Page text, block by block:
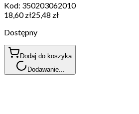
Kod: 350203062010
18,60 zł25,48 zł
Dostępny
Dodaj do koszyka
Dodawanie...